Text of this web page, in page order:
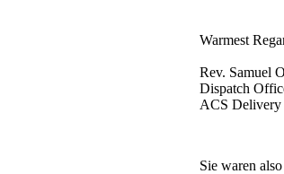
Warmest
Rev. Samuel
Dispatch
ACS Delivery
Sie waren